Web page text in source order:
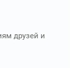
друзей и